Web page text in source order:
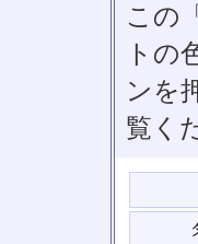
この
トの
ンを
覧く